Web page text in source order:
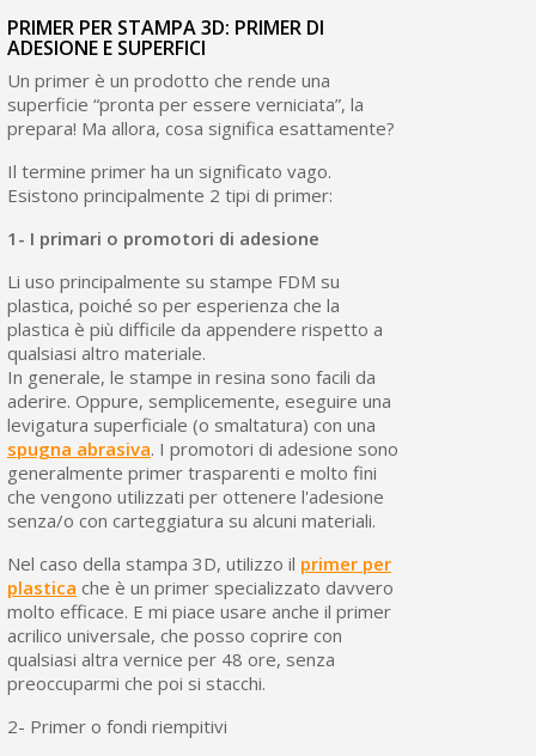
PRIMER PER STAMPA 3D: PRIMER DI
ADESIONE E SUPERFICI
Un primer è un prodotto che rende una
superficie “pronta per essere verniciata”, la
prepara! Ma allora, cosa significa esattamente?
Il termine primer ha un significato vago.
Esistono principalmente 2 tipi di primer:
1- I primari o promotori di adesione
Li uso principalmente su stampe FDM su
plastica, poiché so per esperienza che la
plastica è più difficile da appendere rispetto a
qualsiasi altro materiale.
In generale, le stampe in resina sono facili da
aderire. Oppure, semplicemente, eseguire una
levigatura superficiale (o smaltatura) con una
spugna abrasiva. I promotori di adesione sono
generalmente primer trasparenti e molto fini
che vengono utilizzati per ottenere l'adesione
senza/o con carteggiatura su alcuni materiali.
Nel caso della stampa 3D, utilizzo il primer per
plastica che è un primer specializzato davvero
molto efficace. E mi piace usare anche il primer
acrilico universale, che posso coprire con
qualsiasi altra vernice per 48 ore, senza
preoccuparmi che poi si stacchi.
2- Primer o fondi riempitivi